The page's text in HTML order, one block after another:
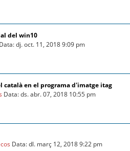
del win10
Data: dj. oct. 11, 2018 9:09 pm
català en el programa d'imatge itag
Data: ds. abr. 07, 2018 10:55 pm
Data: dl. març 12, 2018 9:22 pm